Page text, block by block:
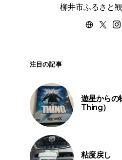
柳井市ふるさと
注目の記事
遊星からの
Thing）
粘度戻し